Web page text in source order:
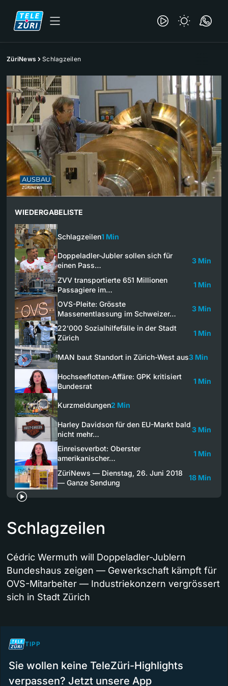
ZüriNews Schlagzeilen
WIEDERGABELISTE
Schlagzeilen1 Min
Doppeladler-Jubler sollen sich für
einen Pass…
3 Min
ZVV transportierte 651 Millionen
Passagiere im…
1 Min
OVS-Pleite: Grösste
Massenentlassung im Schweizer…
3 Min
22'000 Sozialhilfefälle in der Stadt
Zürich
1 Min
MAN baut Standort in Zürich-West aus3 Min
Hochseeflotten-Affäre: GPK kritisiert
Bundesrat
1 Min
Kurzmeldungen2 Min
Harley Davidson für den EU-Markt bald
nicht mehr…
3 Min
Einreiseverbot: Oberster
amerikanischer…
1 Min
ZüriNews — Dienstag, 26. Juni 2018
— Ganze Sendung
18 Min
Schlagzeilen
Cédric Wermuth will Doppeladler-Jublern
Bundeshaus zeigen — Gewerkschaft kämpft für
OVS-Mitarbeiter — Industriekonzern vergrössert
sich in Stadt Zürich
TIPP
Sie wollen keine TeleZüri-Highlights
verpassen? Jetzt unsere App